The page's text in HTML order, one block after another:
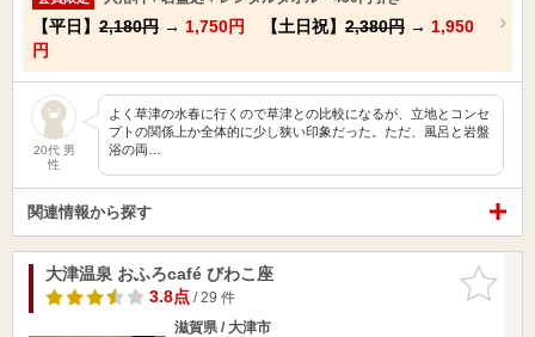
【平日】 2,180円 → 1,750円 【土日祝】 2,380円 → 1,950
円
20代 男
性
よく草津の水春に行くので草津との比較になるが、立地とコンセ
プトの関係上か全体的に少し狭い印象だった。ただ、風呂と岩盤
浴の両…
関連情報から探す
お気に入
りに追加
大津温泉 おふろcafé びわこ座
3.8点/ 29 件
滋賀県 / 大津市